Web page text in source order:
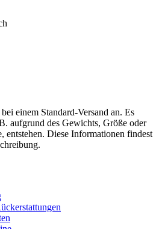
einem Standard-Versand an. Es
aufgrund des Gewichts, Größe oder
entstehen. Diese Informationen findest